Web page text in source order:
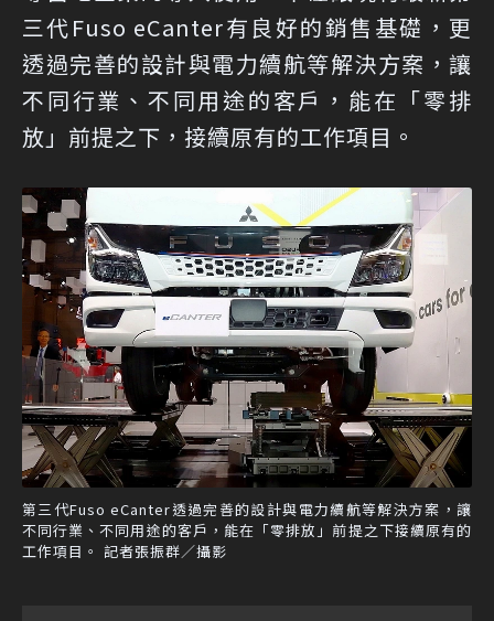
三代Fuso eCanter有良好的銷售基礎，更
透過完善的設計與電力續航等解決方案，讓
不同行業、不同用途的客戶，能在「零排
放」前提之下，接續原有的工作項目。
第三代Fuso eCanter透過完善的設計與電力續航等解決方案，讓
不同行業、不同用途的客戶，能在「零排放」前提之下接續原有的
工作項目。 記者張振群／攝影